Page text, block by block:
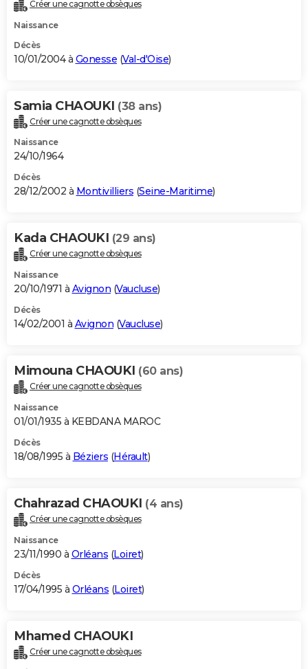
Créer une cagnotte obsèques
Naissance
Décès
10/01/2004 à Gonesse (Val-d'Oise)
Samia CHAOUKI (38 ans)
Créer une cagnotte obsèques
Naissance
24/10/1964
Décès
28/12/2002 à Montivilliers (Seine-Maritime)
Kada CHAOUKI (29 ans)
Créer une cagnotte obsèques
Naissance
20/10/1971 à Avignon (Vaucluse)
Décès
14/02/2001 à Avignon (Vaucluse)
Mimouna CHAOUKI (60 ans)
Créer une cagnotte obsèques
Naissance
01/01/1935 à KEBDANA MAROC
Décès
18/08/1995 à Béziers (Hérault)
Chahrazad CHAOUKI (4 ans)
Créer une cagnotte obsèques
Naissance
23/11/1990 à Orléans (Loiret)
Décès
17/04/1995 à Orléans (Loiret)
Mhamed CHAOUKI
Créer une cagnotte obsèques